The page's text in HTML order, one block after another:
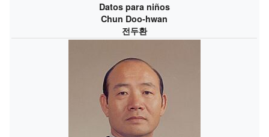
Datos para niños
Chun Doo-hwan
전두환